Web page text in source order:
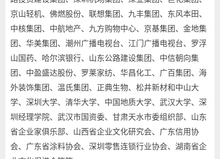
京山轻机、佛燃股份、联想集团、九丰集团、东风本田、
中核集团、中航地产、九方购物中心、京基集团、金地集
团、华美集团、潮州广播电视台、江门广播电视台、罗浮
山国药、哈尔滨银行、山东公路建设集团、中信朝向集
团、中盈盛达股份、罗莱家纺、华昌化工、广百集团、海
外装饰集团、温氏集团、正典生物、松井新材和中山大
学、深圳大学、清华大学、中国地质大学、武汉大学、深
圳经理学院、武汉市国资委、甘肃天水市委组织部、山东
省企业家俱乐部、山西省企业文化研究会、广东信用协
会、广东省涂料协会、深圳零售连锁行业协会、湖南省企